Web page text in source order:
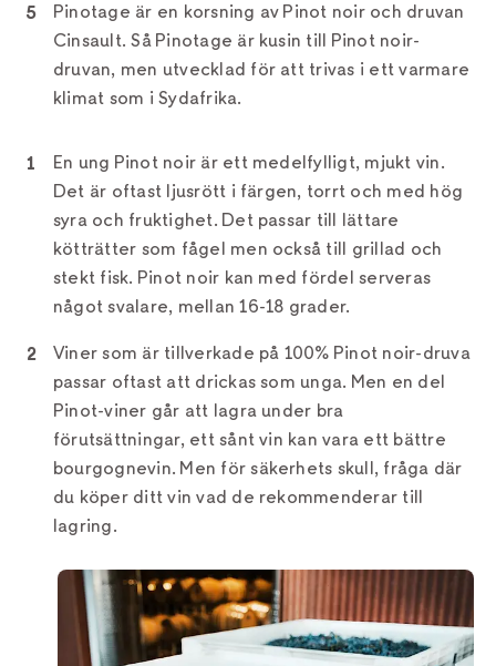
Pinotage är en korsning av Pinot noir och druvan
Cinsault. Så Pinotage är kusin till Pinot noir-
druvan, men utvecklad för att trivas i ett varmare
klimat som i Sydafrika.
En ung Pinot noir är ett medelfylligt, mjukt vin.
Det är oftast ljusrött i färgen, torrt och med hög
syra och fruktighet. Det passar till lättare
kötträtter som fågel men också till grillad och
stekt fisk. Pinot noir kan med fördel serveras
något svalare, mellan 16-18 grader.
Viner som är tillverkade på 100% Pinot noir-druva
passar oftast att drickas som unga. Men en del
Pinot-viner går att lagra under bra
förutsättningar, ett sånt vin kan vara ett bättre
bourgognevin. Men för säkerhets skull, fråga där
du köper ditt vin vad de rekommenderar till
lagring.